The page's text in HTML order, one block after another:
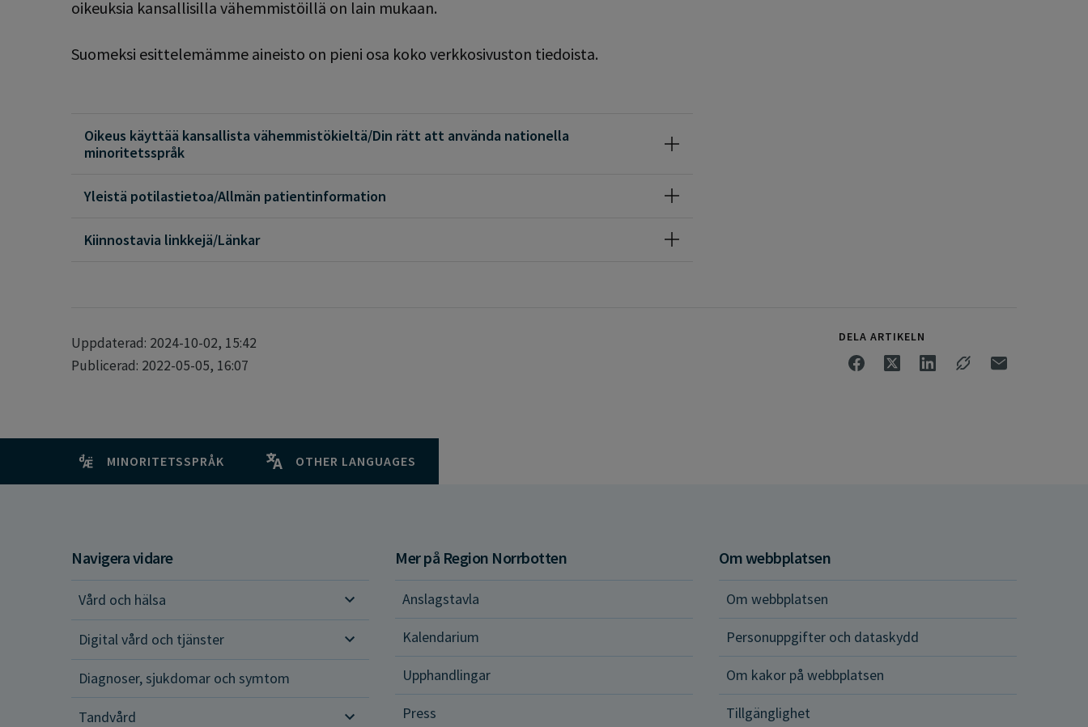
oikeuksia kansallisilla vähemmistöillä on lain mukaan.
Suomeksi esittelemämme aineisto on pieni osa koko verkkosivuston tiedoista.
Oikeus käyttää kansallista vähemmistökieltä/Din rätt att använda nationella
minoritetsspråk
Yleistä potilastietoa/Allmän patientinformation
Kiinnostavia linkkejä/Länkar
Uppdaterad: 2024-10-02, 15:42
Publicerad: 2022-05-05, 16:07
DELA ARTIKELN
MINORITETSSPRÅK OTHER LANGUAGES
Navigera vidare
Vård och hälsa
Vård och hälsa
Digital vård och tjänster
Diagnoser, sjukdomar och symtom
Tandvård
Mer på Region Norrbotten
Anslagstavla
Kalendarium
Upphandlingar
Press
Om webbplatsen
Om webbplatsen
Personuppgifter och dataskydd
Om kakor på webbplatsen
Tillgänglighet